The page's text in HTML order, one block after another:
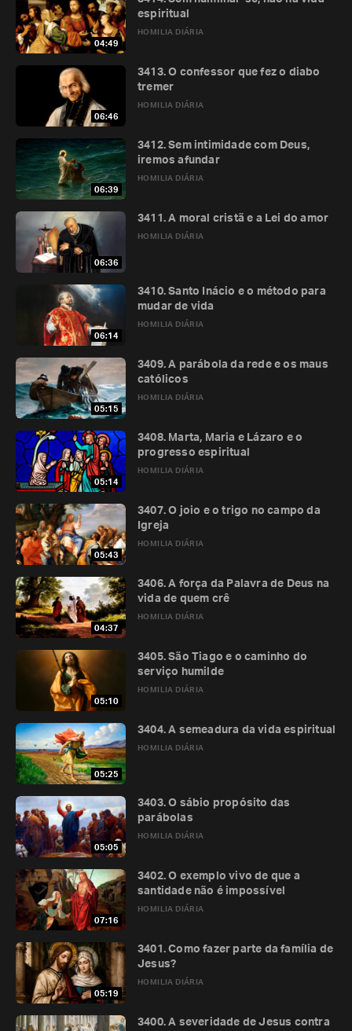
04:49
HOMILIA DIÁRIA
espiritual
06:46
HOMILIA DIÁRIA
3413. O confessor que fez o diabo
tremer
06:39
HOMILIA DIÁRIA
3412. Sem intimidade com Deus,
iremos afundar
06:36
HOMILIA DIÁRIA
3411. A moral cristã e a Lei do amor
06:14
HOMILIA DIÁRIA
3410. Santo Inácio e o método para
mudar de vida
05:15
HOMILIA DIÁRIA
3409. A parábola da rede e os maus
católicos
05:14
HOMILIA DIÁRIA
3408. Marta, Maria e Lázaro e o
progresso espiritual
05:43
HOMILIA DIÁRIA
3407. O joio e o trigo no campo da
Igreja
04:37
HOMILIA DIÁRIA
3406. A força da Palavra de Deus na
vida de quem crê
05:10
HOMILIA DIÁRIA
3405. São Tiago e o caminho do
serviço humilde
05:25
HOMILIA DIÁRIA
3404. A semeadura da vida espiritual
05:05
HOMILIA DIÁRIA
3403. O sábio propósito das
parábolas
07:16
HOMILIA DIÁRIA
3402. O exemplo vivo de que a
santidade não é impossível
05:19
HOMILIA DIÁRIA
3401. Como fazer parte da família de
Jesus?
3400. A severidade de Jesus contra